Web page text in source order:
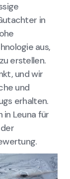
in
aus,
erstellen.
und wir
und
erhalten.
Leuna für